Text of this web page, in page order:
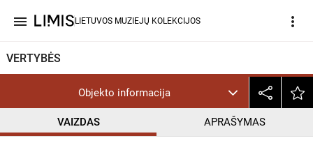
menu LIETUVOS MUZIEJŲ KOLEKCIJOS more_vert
VERTYBĖS
Objekto informacija
VAIZDAS APRAŠYMAS
InC help_outline